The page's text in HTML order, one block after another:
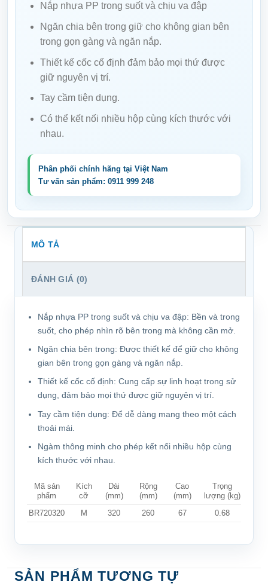
Nắp nhựa PP trong suốt và chịu va đập
Ngăn chia bên trong giữ cho không gian bên
trong gọn gàng và ngăn nắp.
Thiết kế cốc cố định đảm bảo mọi thứ được
giữ nguyên vị trí.
Tay cầm tiện dụng.
Có thể kết nối nhiều hộp cùng kích thước với
nhau.
MÔ TẢ
ĐÁNH GIÁ (0)
Nắp nhựa PP trong suốt và chịu va đập: Bền và trong
suốt, cho phép nhìn rõ bên trong mà không cần mở.
Ngăn chia bên trong: Được thiết kế để giữ cho không
gian bên trong gọn gàng và ngăn nắp.
Thiết kế cốc cố định: Cung cấp sự linh hoạt trong sử
dụng, đảm bảo mọi thứ được giữ nguyên vị trí.
Tay cầm tiện dụng: Để dễ dàng mang theo một cách
thoải mái.
Ngàm thông minh cho phép kết nối nhiều hộp cùng
kích thước với nhau.
Mã sản
phẩm
Kích
cỡ
Dài
(mm)
Rộng
(mm)
Cao
(mm)
Trọng
lượng (kg)
BR720320 M 320 260 67 0.68
SẢN PHẨM TƯƠNG TỰ